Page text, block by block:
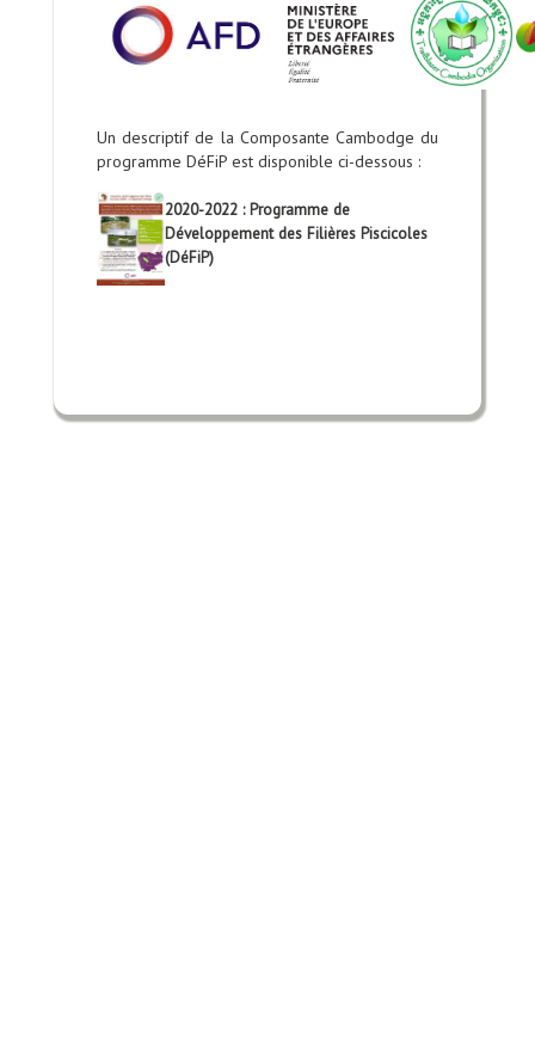
Un descriptif de la Composante Cambodge du
programme DéFiP est disponible ci-dessous :
2020-2022 : Programme de
Développement des Filières Piscicoles
(DéFiP)